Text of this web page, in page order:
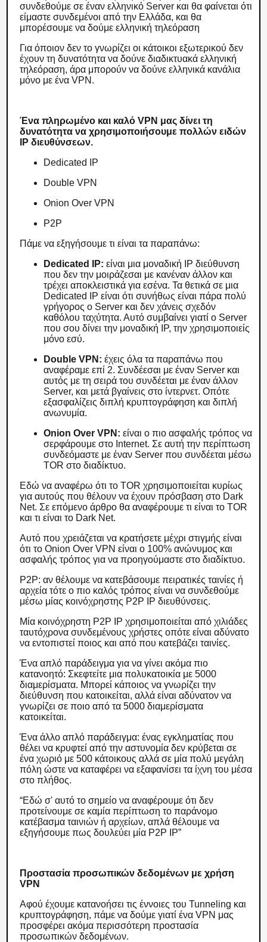
συνδεθούμε σε έναν ελληνικό Server και θα φαίνεται ότι
είμαστε συνδεμένοι από την Ελλάδα, και θα
μπορέσουμε να δούμε ελληνική τηλεόραση
Για όποιον δεν το γνωρίζει οι κάτοικοι εξωτερικού δεν
έχουν τη δυνατότητα να δούνε διαδικτυακά ελληνική
τηλεόραση, άρα μπορούν να δούνε ελληνικά κανάλια
μόνο με ένα VPN.
Ένα πληρωμένο και καλό VPN μας δίνει τη
δυνατότητα να χρησιμοποιήσουμε πολλών ειδών
IP διευθύνσεων.
Dedicated IP
Double VPN
Onion Over VPN
P2P
Πάμε να εξηγήσουμε τι είναι τα παραπάνω:
Dedicated IP: είναι μια μοναδική IP διεύθυνση
που δεν την μοιράζεσαι με κανέναν άλλον και
τρέχει αποκλειστικά για εσένα. Τα θετικά σε μια
Dedicated IP είναι ότι συνήθως είναι πάρα πολύ
γρήγορος ο Server και δεν χάνεις σχεδόν
καθόλου ταχύτητα. Αυτό συμβαίνει γιατί ο Server
που σου δίνει την μοναδική IP, την χρησιμοποιείς
μόνο εσύ.
Double VPN:έχεις όλα τα παραπάνω που
αναφέραμε επί 2. Συνδέεσαι με έναν Server και
αυτός με τη σειρά του συνδέεται με έναν άλλον
Server, και μετά βγαίνεις στο ίντερνετ. Οπότε
εξασφαλίζεις διπλή κρυπτογράφηση και διπλή
ανωνυμία.
Onion Over VPN:είναι ο πιο ασφαλής τρόπος να
σερφάρουμε στο Internet. Σε αυτή την περίπτωση
συνδεόμαστε με έναν Server που συνδέεται μέσω
TOR στο διαδίκτυο.
Εδώ να αναφέρω ότι το TOR χρησιμοποιείται κυρίως
για αυτούς που θέλουν να έχουν πρόσβαση στο Dark
Net. Σε επόμενο άρθρο θα αναφέρουμε τι είναι το TOR
και τι είναι το Dark Net.
Αυτό που χρειάζεται να κρατήσετε μέχρι στιγμής είναι
ότι το Onion Over VPN είναι ο 100% ανώνυμος και
ασφαλής τρόπος για να προηγούμαστε στο διαδίκτυο.
P2P: αν θέλουμε να κατεβάσουμε πειρατικές ταινίες ή
αρχεία τότε ο πιο καλός τρόπος είναι να συνδεθούμε
μέσω μίας κοινόχρηστης P2P IP διευθύνσεις.
Μία κοινόχρηστη P2P IP χρησιμοποιείται από χιλιάδες
ταυτόχρονα συνδεμένους χρήστες οπότε είναι αδύνατο
να εντοπιστεί ποιος και από που κατεβάζει ταινίες.
Ένα απλό παράδειγμα για να γίνει ακόμα πιο
κατανοητό: Σκεφτείτε μια πολυκατοικία με 5000
διαμερίσματα. Μπορεί κάποιος να γνωρίζει την
διεύθυνση που κατοικείται, αλλά είναι αδύνατον να
γνωρίζει σε ποιο από τα 5000 διαμερίσματα
κατοικείται.
Ένα άλλο απλό παράδειγμα: ένας εγκληματίας που
θέλει να κρυφτεί από την αστυνομία δεν κρύβεται σε
ένα χωριό με 500 κάτοικους αλλά σε μία πολύ μεγάλη
πόλη ώστε να καταφέρει να εξαφανίσει τα ίχνη του μέσα
στο πλήθος.
“Εδώ σ' αυτό το σημείο να αναφέρουμε ότι δεν
προτείνουμε σε καμία περίπτωση το παράνομο
κατέβασμα ταινιών ή αρχείων, απλά θέλουμε να
εξηγήσουμε πως δουλεύει μία P2P IP”
Προστασία προσωπικών δεδομένων με χρήση
VPN
Αφού έχουμε κατανοήσει τις έννοιες του Tunneling και
κρυπτογράφηση, πάμε να δούμε γιατί ένα VPN μας
προσφέρει ακόμα περισσότερη προστασία
προσωπικών δεδομένων.